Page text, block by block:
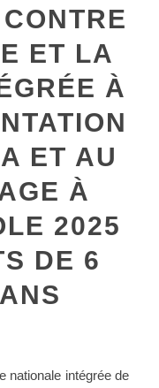
ET LA
À
ET AU
À
2025
DE 6
nationale intégrée de